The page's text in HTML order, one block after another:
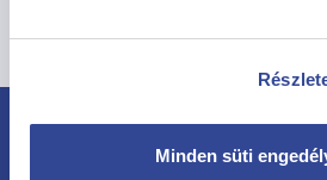
Minden süti
Vissza az Eseményekhez